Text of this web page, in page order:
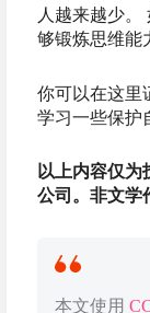
人越来越少。
够锻炼思维能
你可以在这里
学习一些保护
以上内容仅为
公司。非文学
本文使用